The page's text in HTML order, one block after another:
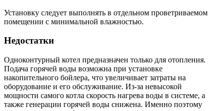
Установку следует выполнять в отдельном проветриваемом
помещении с минимальной влажностью.
Недостатки
Одноконтурный котел предназначен только для отопления.
Подача горячей воды возможна при установке
накопительного бойлера, что увеличивает затраты на
оборудование и его обслуживание. Из-за невысокой
мощности самого котла скорость нагрева воды в системе, а
также генерации горячей воды снижена. Именно поэтому